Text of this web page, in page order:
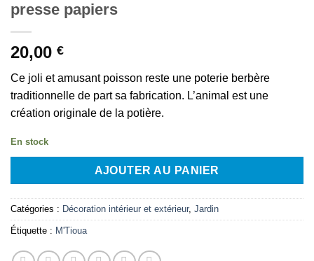
presse papiers
20,00 €
Ce joli et amusant poisson reste une poterie berbère
traditionnelle de part sa fabrication. L’animal est une
création originale de la potière.
En stock
AJOUTER AU PANIER
Catégories : Décoration intérieur et extérieur, Jardin
Étiquette : M'Tioua